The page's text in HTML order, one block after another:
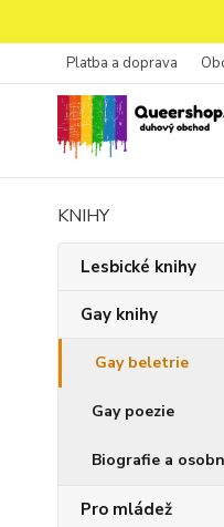
Platba a doprava
KNIHY
Lesbické knihy
Gay knihy
Gay beletrie
Gay poezie
Biografie a
Pro mládež